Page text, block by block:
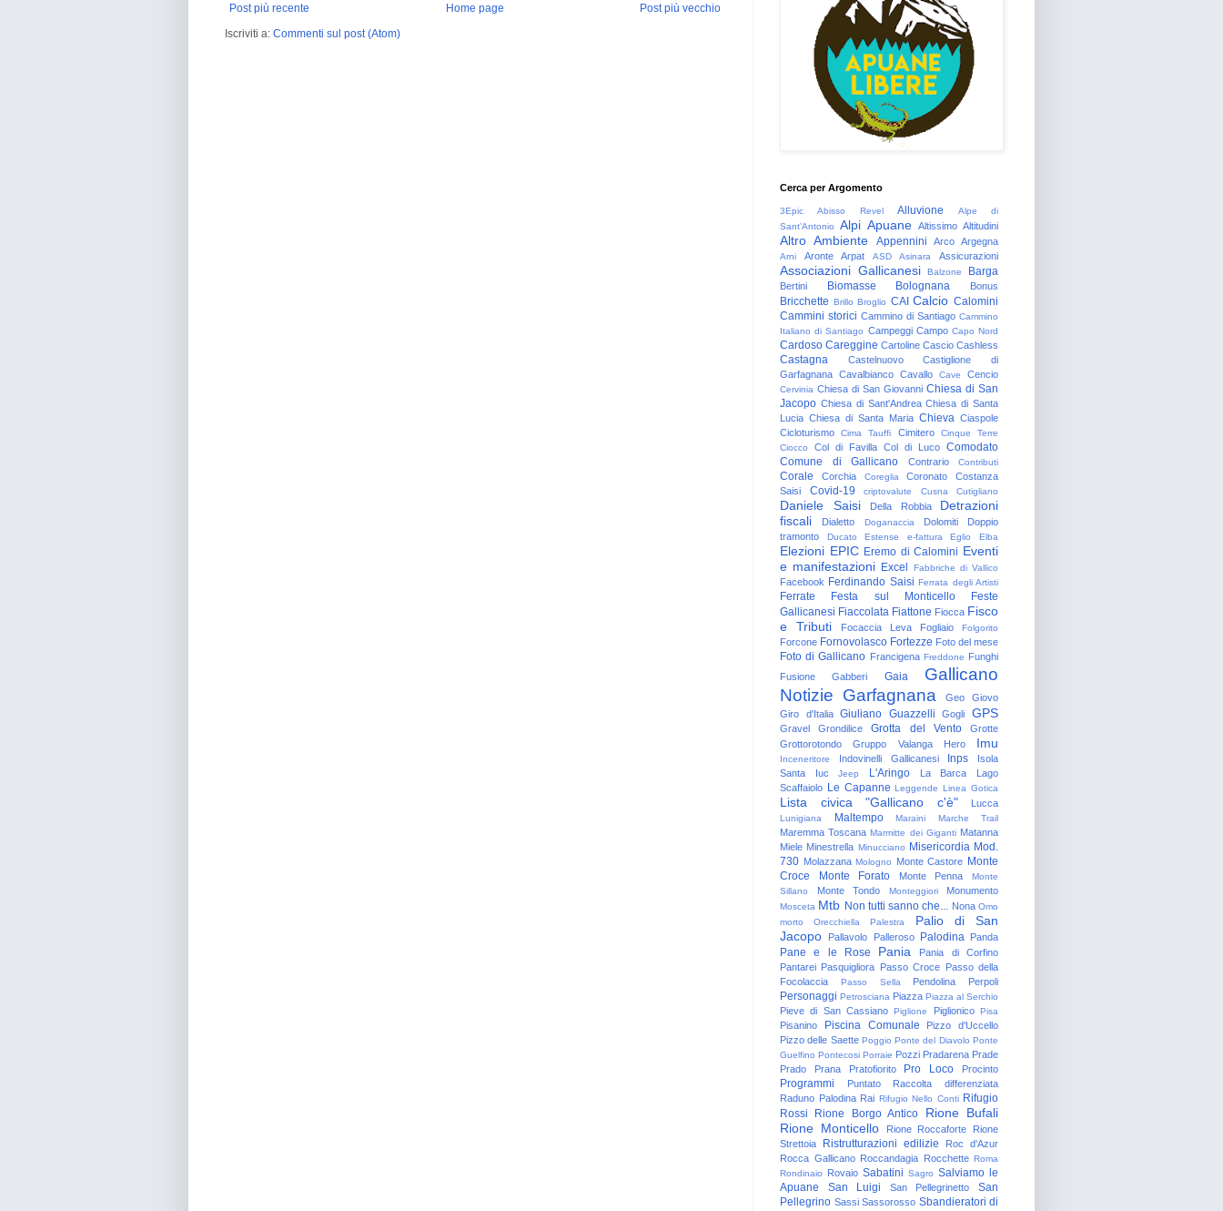
Post più recente Post più vecchio
Home page
Iscriviti a: Commenti sul post (Atom)
Cerca per Argomento
3Epic Abisso Revel Alluvione
Alpe di
Sant'Antonio
Alpi Apuane Altissimo Altitudini
Altro Ambiente Appennini Arco Argegna
Arni Aronte Arpat ASD Asinara Assicurazioni
Associazioni Gallicanesi Balzone Barga
Bertini Biomasse Bolognana Bonus
Bricchette Brillo Broglio CAI Calcio Calomini
Cammini storici Cammino di Santiago Cammino
Italiano di Santiago Campeggi Campo Capo Nord
Cardoso Careggine Cartoline Cascio Cashless
Castagna Castelnuovo
Castiglione di
Garfagnana Cavalbianco Cavallo Cave Cencio
Cervinia Chiesa di San Giovanni Chiesa di San
Jacopo Chiesa di Sant'Andrea Chiesa di Santa
Lucia Chiesa di Santa Maria Chieva Ciaspole
Cicloturismo
Cima Tauffi Cimitero
Cinque Terre
Ciocco
Col di Favilla Col di Luco Comodato
Comune di Gallicano
Contrario Contributi
Corale Corchia Coreglia Coronato
Costanza
Saisi
Covid-19 criptovalute Cusna Cutigliano
Daniele Saisi Della Robbia
Detrazioni
fiscali
Dialetto Doganaccia Dolomiti
Doppio
tramonto
Ducato Estense e-fattura Eglio Elba
Elezioni EPIC Eremo di Calomini Eventi
e manifestazioni Excel Fabbriche di Vallico
Facebook Ferdinando Saisi Ferrata degli Artisti
Ferrate Festa sul Monticello
Feste
Gallicanesi Fiaccolata Fiattone Fiocca Fisco
e Tributi
Focaccia Leva Fogliaio Folgorito
Forcone Fornovolasco Fortezze Foto del mese
Foto di Gallicano Francigena Freddone Funghi
Fusione
Gabberi Gaia
Gallicano
Notizie Garfagnana Geo
Giovo
Giro d'Italia
Giuliano Guazzelli Gogli GPS
Gravel Grondilice Grotta del Vento
Grotte
Grottorotondo
Gruppo Valanga Hero Imu
Inceneritore Indovinelli Gallicanesi Inps
Isola
Santa
Iuc Jeep L'Aringo La Barca
Lago
Scaffaiolo Le Capanne Leggende Linea Gotica
Lista civica "Gallicano c'è" Lucca
Lunigiana Maltempo Maraini Marche Trail
Maremma Toscana Marmitte dei Giganti Matanna
Miele Minestrella Minucciano Misericordia Mod.
730 Molazzana Mologno Monte Castore Monte
Croce
Monte Forato Monte Penna
Monte
Sillano
Monte Tondo Monteggiori Monumento
Mosceta Mtb Non tutti sanno che... Nona Omo
morto
Orecchiella Palestra
Palio di San
Jacopo
Pallavolo Palleroso Palodina Panda
Pane e le Rose Pania
Pania di Corfino
Pantarei Pasquigliora Passo Croce Passo della
Focolaccia
Passo Sella Pendolina Perpoli
Personaggi Petrosciana Piazza Piazza al Serchio
Pieve di San Cassiano Piglione Piglionico Pisa
Pisanino Piscina Comunale
Pizzo d'Uccello
Pizzo delle Saette Poggio Ponte del Diavolo Ponte
Guelfino Pontecosi Porraie Pozzi Pradarena Prade
Prado
Prana Pratofiorito Pro Loco Procinto
Programmi Puntato
Raccolta differenziata
Raduno Palodina Rai Rifugio Nello Conti Rifugio
Rossi
Rione Borgo Antico
Rione Bufali
Rione Monticello
Rione Roccaforte
Rione
Strettoia
Ristrutturazioni edilizie
Roc d'Azur
Rocca Gallicano Roccandagia Rocchette Roma
Rondinaio
Rovaio Sabatini Sagro Salviamo le
Apuane
San Luigi San Pellegrinetto
San
Pellegrino Sassi Sassorosso Sbandieratori di